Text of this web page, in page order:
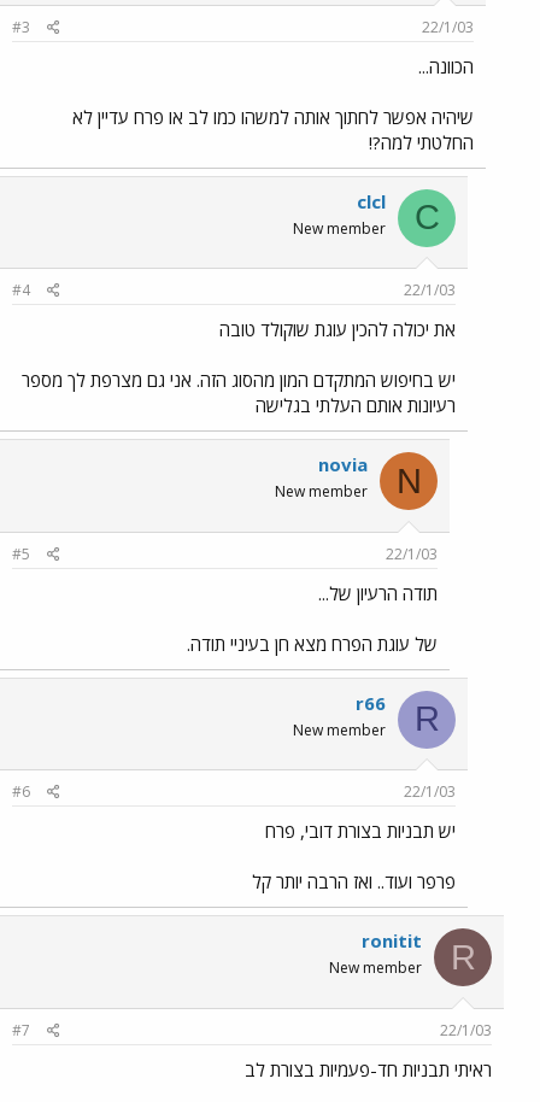
22/1/03
#3
הכוונה...
שיהיה אפשר לחתוך אותה למשהו כמו לב או פרח עדיין לא
החלטתי למה?!
C
clcl
New member
22/1/03
#4
את יכולה להכין עוגת שוקולד טובה
יש בחיפוש המתקדם המון מהסוג הזה. אני גם מצרפת לך מספר
רעיונות אותם העלתי בגלישה
N
novia
New member
22/1/03
#5
תודה הרעיון של...
של עוגת הפרח מצא חן בעיניי תודה.
R
r66
New member
22/1/03
#6
יש תבניות בצורת דובי, פרח
פרפר ועוד.. ואז הרבה יותר קל
R
ronitit
New member
22/1/03
#7
ראיתי תבניות חד-פעמיות בצורת לב